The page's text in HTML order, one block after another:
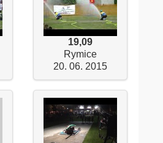
19,09
Rymice
20. 06. 2015